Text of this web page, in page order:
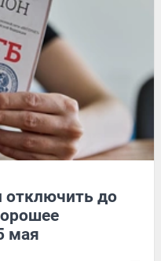
отключить до
мая